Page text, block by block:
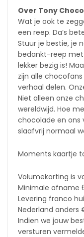
Over Tony
Wat je ook te
een reep. Da’s
Stuur je bestie, je
bedankt-reep
lekker bezig is!
zijn alle
verhaal delen.
Niet alleen onze
wereldwijd. Hoe
chocolade en ons
slaafvrij normaal
Moments kaartje
Volumekorting is
Minimale afname
Levering franco
Nederland anders
Indien we jouw
versturen